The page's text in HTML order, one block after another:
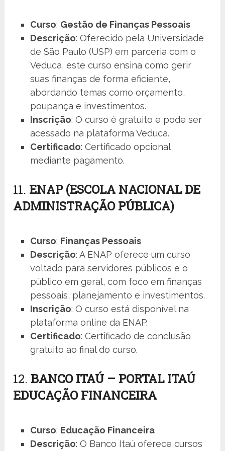
Curso: Gestão de Finanças Pessoais
Descrição: Oferecido pela Universidade
de São Paulo (USP) em parceria com o
Veduca, este curso ensina como gerir
suas finanças de forma eficiente,
abordando temas como orçamento,
poupança e investimentos.
Inscrição: O curso é gratuito e pode ser
acessado na plataforma Veduca.
Certificado: Certificado opcional
mediante pagamento.
11. ENAP (ESCOLA NACIONAL DE
ADMINISTRAÇÃO PÚBLICA)
Curso: Finanças Pessoais
Descrição: A ENAP oferece um curso
voltado para servidores públicos e o
público em geral, com foco em finanças
pessoais, planejamento e investimentos.
Inscrição: O curso está disponível na
plataforma online da ENAP.
Certificado: Certificado de conclusão
gratuito ao final do curso.
12. BANCO ITAÚ – PORTAL ITAÚ
EDUCAÇÃO FINANCEIRA
Curso: Educação Financeira
Descrição: O Banco Itaú oferece cursos